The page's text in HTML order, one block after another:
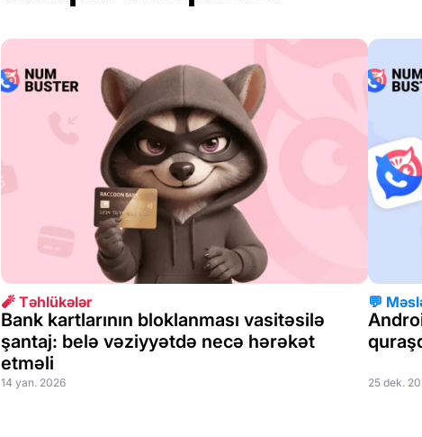
🧨 Təhlükələr
Bank kartlarının bloklanması vasitəsilə
şantaj: belə vəziyyətdə necə hərəkət
etməli
14 yan. 2026
💬
25 dek.